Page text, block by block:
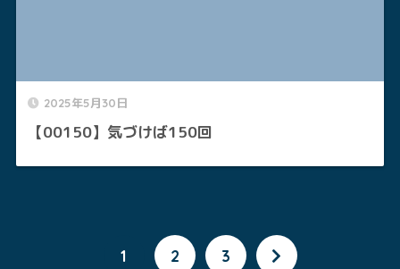
2025年5月30日
【00150】気づけば150回
1 2 3